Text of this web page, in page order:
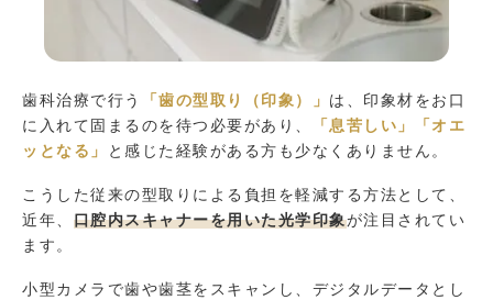
歯科治療で行う 「歯の型取り（印象）」 は、印象材をお口
に入れて固まるのを待つ必要があり、
「息苦しい」「オエ
ッとなる」
と感じた経験がある方も少なくありません。
こうした従来の型取りによる負担を軽減する方法として、
近年、 口腔内スキャナーを用いた光学印象が注目されてい
ます。
小型カメラで歯や歯茎をスキャンし、デジタルデータとし